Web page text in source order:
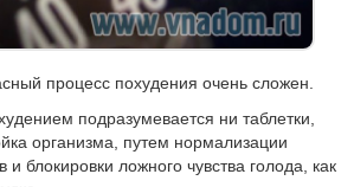
процесс похудения очень сложен.
подразумевается ни таблетки,
организма, путем нормализации
блокировки ложного чувства голода, как